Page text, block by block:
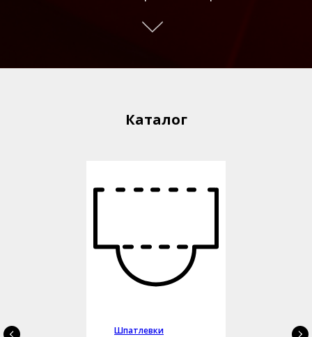
Каталог
Шпатлевки